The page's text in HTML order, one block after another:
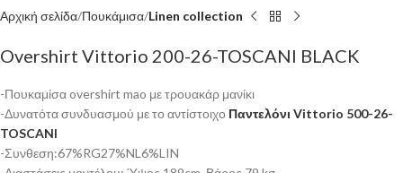
Αρχική σελίδα Πουκάμισα Linen collection
Overshirt Vittorio 200-26-TOSCANI BLACK
-Πουκαμίσα overshirt mao με τρουακάρ μανίκι
-Δυνατότα συνδυασμού με το αντίστοιχο Παντελόνι Vittorio 500-26-
TOSCANI
-Συνθεση:67%RG27%NL6%LIN